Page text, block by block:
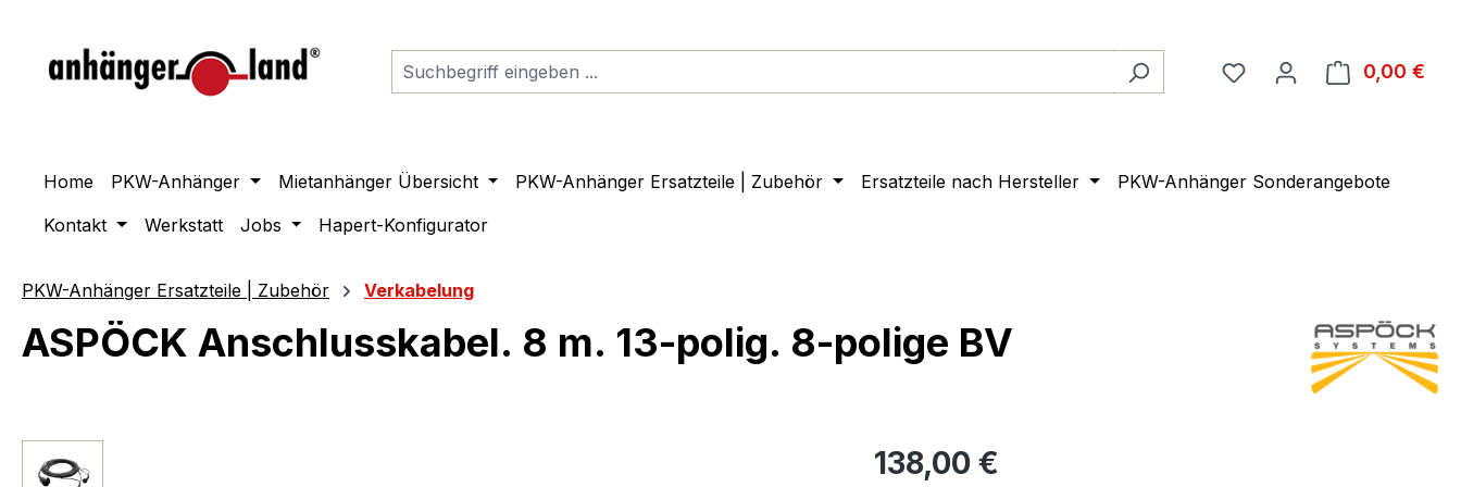
0,00 €
Home PKW-Anhänger Mietanhänger Übersicht PKW-Anhänger Ersatzteile | Zubehör Ersatzteile nach Hersteller
PKW-Anhänger Sonderangebote
Kontakt
Werkstatt Jobs Hapert-Konfigurator
PKW-Anhänger Ersatzteile | Zubehör Verkabelung
ASPÖCK Anschlusskabel. 8 m. 13-polig. 8-polige BV
138,00 €